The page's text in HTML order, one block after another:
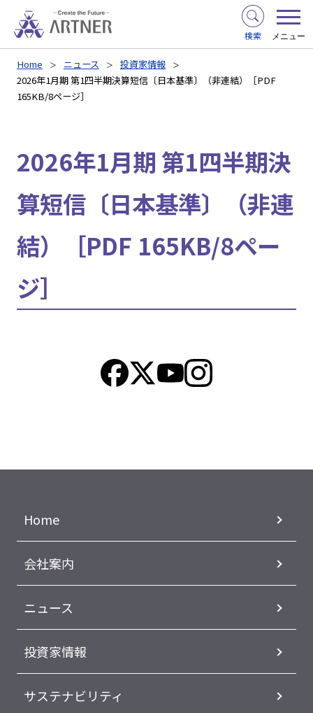
検索 メニュー
Home ニュース
投資家情報
2026年1月期 第1四半期決算短信〔日本基準〕（非連結）［PDF
165KB/8ページ］
2026年1月期 第1四半期決
算短信〔日本基準〕（非連
結）［PDF 165KB/8ペー
ジ］
Home
会社案内
ニュース
投資家情報
サステナビリティ